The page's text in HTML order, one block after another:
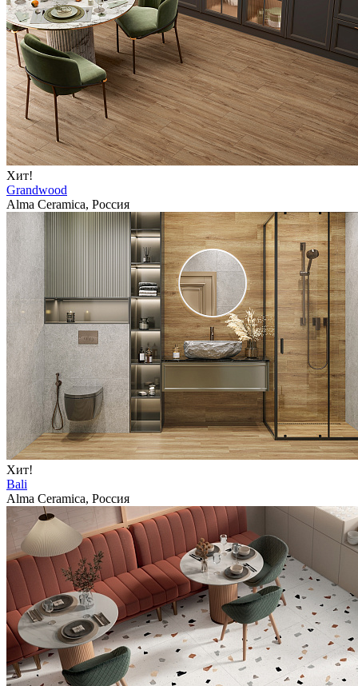
Хит!
Grandwood
Alma Ceramica, Россия
Хит!
Bali
Alma Ceramica, Россия